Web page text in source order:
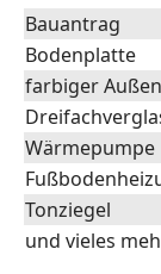
Bauantrag
Bodenplatte
farbiger
Wärmepumpe
Tonziegel
und vieles